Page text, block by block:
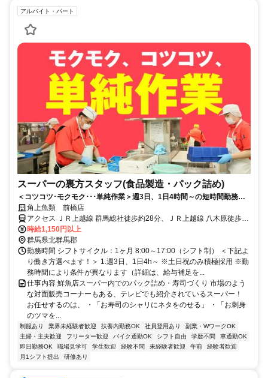
アルバイト・パート
スーパーの裏方スタッフ(食品製造・パック詰め)
＜コツコツ･モクモク･･･単純作業＞週3日、1日4時間～の短時間勤務も
大歓迎！★主婦(夫)・フリーター活躍中◎
角上魚類 前橋店
アクセス ＪＲ上越線 群馬総社徒歩約28分、ＪＲ上越線 八木原徒歩約
52分、ＪＲ吾妻線 渋川徒歩約99分 群馬総社駅から徒歩29分 ※車・
バイク・自転車通勤可
時給1,150円以上
群馬県北群馬郡
勤務時間 シフトサイクル：1ヶ月 8:00～17:00（シフト制） ＜下記よ
り働き方選べます！＞ 1.週3日、1日4h～ ※土日祝のみ積極採用 ※勤
務時間により条件が異なります（詳細は、給与補足を...
仕事内容 鮮魚店スーパー内でのパック詰め・寿司づくり 市場のよう
な対面販売コーナーもある、テレビでも紹介されているスーパー！
お任せするのは、 ・「お寿司のシャリにネタをのせる」 ・「お刺身
のツマを...
制服あり 業界未経験者歓迎 扶養内勤務OK 社員登用あり
副業・WワークOK
主婦・主夫歓迎
フリーター歓迎 バイク通勤OK シフト自由 学歴不問
車通勤OK
即日勤務OK
職場見学可 学生歓迎 経験不問 未経験者歓迎 午前
経験者歓迎
月1シフト提出
研修あり